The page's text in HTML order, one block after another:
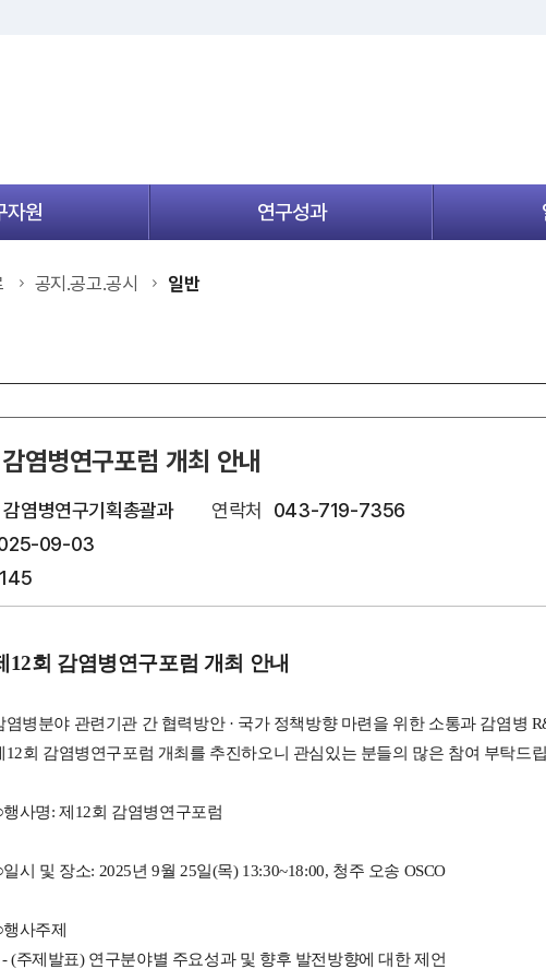
자원
메
뉴
연구성과
메
뉴
공지.공고.공시 일반
염병연구포럼 개최 안내
감염병연구기획총괄과 연락처
043-719-7356
09-03
12회 감염병연구포럼 개최 안내
염병분야 관련기관 간 협력방안 · 국가 정책방향 마련을 위한 소통과 감염병
12회 감염병연구포럼 개최를 추진하오니 관심있는 분들의 많은 참여 부탁드
행사명: 제12회 감염병연구포럼
일시 및 장소: 2025년 9월 25일(목) 13:30~18:00, 청주 오송 OSCO
행사주제
- (주제발표) 연구분야별 주요성과 및 향후 발전방향에 대한 제언